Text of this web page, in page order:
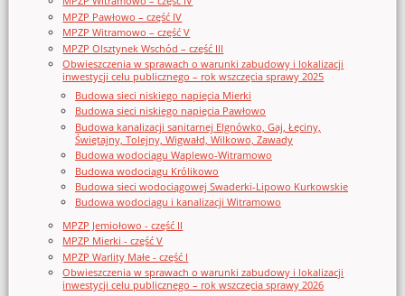
MPZP Pawłowo – część IV
MPZP Witramowo – część V
MPZP Olsztynek Wschód – część III
Obwieszczenia w sprawach o warunki zabudowy i lokalizacji
inwestycji celu publicznego – rok wszczęcia sprawy 2025
Budowa sieci niskiego napięcia Mierki
Budowa sieci niskiego napięcia Pawłowo
Budowa kanalizacji sanitarnej Elgnówko, Gaj, Łęciny,
Świętajny, Tolejny, Wigwałd, Wilkowo, Zawady
Budowa wodociągu Waplewo-Witramowo
Budowa wodociągu Królikowo
Budowa sieci wodociągowej Swaderki-Lipowo Kurkowskie
Budowa wodociągu i kanalizacji Witramowo
MPZP Jemiołowo - część II
MPZP Mierki - część V
MPZP Warlity Małe - część I
Obwieszczenia w sprawach o warunki zabudowy i lokalizacji
inwestycji celu publicznego – rok wszczęcia sprawy 2026